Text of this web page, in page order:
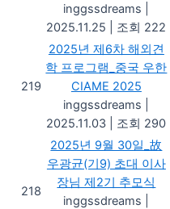
inggssdreams
2025.11.25
조회 222
219
2025년 제6차 해외견
학 프로그램_중국 우한
CIAME 2025
inggssdreams
2025.11.03
조회 290
218
2025년 9월 30일_故
우광균(기9) 초대 이사
장님 제2기 추모식
inggssdreams